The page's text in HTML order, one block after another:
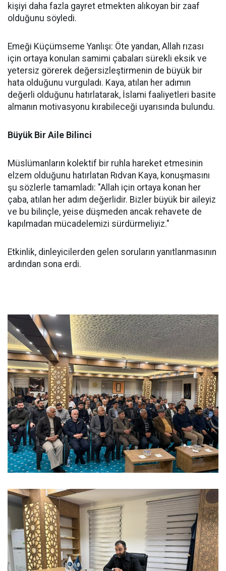
kişiyi daha fazla gayret etmekten alıkoyan bir zaaf
olduğunu söyledi.
Emeği Küçümseme Yanlışı: Öte yandan, Allah rızası
için ortaya konulan samimi çabaları sürekli eksik ve
yetersiz görerek değersizleştirmenin de büyük bir
hata olduğunu vurguladı. Kaya, atılan her adımın
değerli olduğunu hatırlatarak, İslami faaliyetleri basite
almanın motivasyonu kırabileceği uyarısında bulundu.
Büyük Bir Aile Bilinci
Müslümanların kolektif bir ruhla hareket etmesinin
elzem olduğunu hatırlatan Rıdvan Kaya, konuşmasını
şu sözlerle tamamladı: "Allah için ortaya konan her
çaba, atılan her adım değerlidir. Bizler büyük bir aileyiz
ve bu bilinçle, yeise düşmeden ancak rehavete de
kapılmadan mücadelemizi sürdürmeliyiz."
Etkinlik, dinleyicilerden gelen soruların yanıtlanmasının
ardından sona erdi.